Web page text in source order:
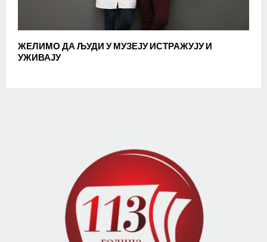
ЖЕЛИМО ДА ЉУДИ У МУЗЕЈУ ИСТРАЖУЈУ И
УЖИВАЈУ